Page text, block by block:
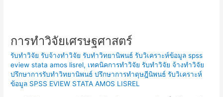
การทำวิจัยเศรษฐศาสตร์
รับทำวิจัย รับจ้างทำวิจัย รับทำวิทยานิพนธ์ รับวิเคราะห์ข้อมูล spss
eview stata amos lisrel, เทคนิคการทำวิจัย รับทำวิจัย จ้างทำวิจัย
ปรึกษาการรับทำวิทยานิพนธ์ ปรึกษาการทำดุษฎีนิพนธ์ รับวิเคราะห์
ข้อมูล SPSS EVIEW STATA AMOS LISREL
การ
วิจัย
เศรษฐศาสตร์